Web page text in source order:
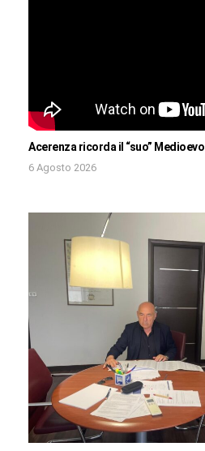
Acerenza ricorda il “suo” Medioevo
6 Agosto 2026